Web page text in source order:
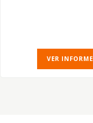
VER INFORME